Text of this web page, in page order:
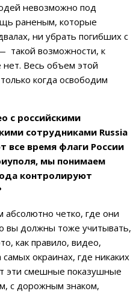
невозможно под
раненым, которые
ни убрать погибших с
такой возможности, к
Весь объем этой
когда освободим
с российскими
сотрудниками Russia
все время флаги России
мы понимаем
контролируют
четко, где они
вы должны тоже учитывать,
как правило, видео,
окраинах, где никаких
эти смешные показушные
с дорожным знаком,